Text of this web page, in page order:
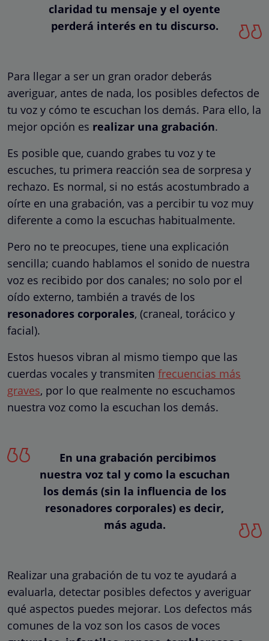
claridad tu mensaje y el oyente
perderá interés en tu discurso.
Para llegar a ser un gran orador deberás
averiguar, antes de nada, los posibles defectos de
tu voz y cómo te escuchan los demás. Para ello, la
mejor opción es realizar una grabación.
Es posible que, cuando grabes tu voz y te
escuches, tu primera reacción sea de sorpresa y
rechazo. Es normal, si no estás acostumbrado a
oírte en una grabación, vas a percibir tu voz muy
diferente a como la escuchas habitualmente.
Pero no te preocupes, tiene una explicación
sencilla; cuando hablamos el sonido de nuestra
voz es recibido por dos canales; no solo por el
oído externo, también a través de los
resonadores corporales, (craneal, torácico y
facial).
Estos huesos vibran al mismo tiempo que las
cuerdas vocales y transmiten frecuencias más
graves, por lo que realmente no escuchamos
nuestra voz como la escuchan los demás.
En una grabación percibimos
nuestra voz tal y como la escuchan
los demás (sin la influencia de los
resonadores corporales) es decir,
más aguda.
Realizar una grabación de tu voz te ayudará a
evaluarla, detectar posibles defectos y averiguar
qué aspectos puedes mejorar. Los defectos más
comunes de la voz son los casos de voces